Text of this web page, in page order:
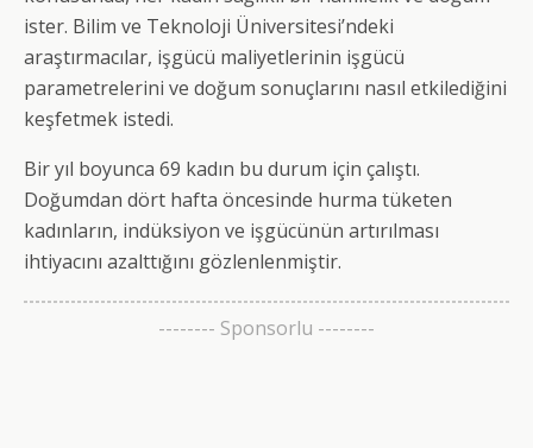
ister. Bilim ve Teknoloji Üniversitesi’ndeki
araştırmacılar, işgücü maliyetlerinin işgücü
parametrelerini ve doğum sonuçlarını nasıl etkilediğini
keşfetmek istedi.
Bir yıl boyunca 69 kadın bu durum için çalıştı.
Doğumdan dört hafta öncesinde hurma tüketen
kadınların, indüksiyon ve işgücünün artırılması
ihtiyacını azalttığını gözlenlenmiştir.
-------- Sponsorlu --------